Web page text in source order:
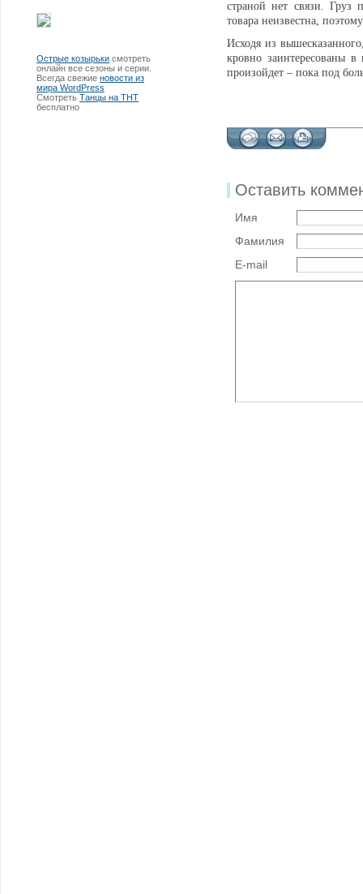
Острые козырьки смотреть
онлайн все сезоны и серии.
Всегда свежие новости из
мира WordPress
Смотреть Танцы на ТНТ
бесплатно
страной нет связи. Груз
товара неизвестна,
Исходя из
кровно заинтересованы
произойдет – пока под
Оставить
Имя
Фамилия
E-mail